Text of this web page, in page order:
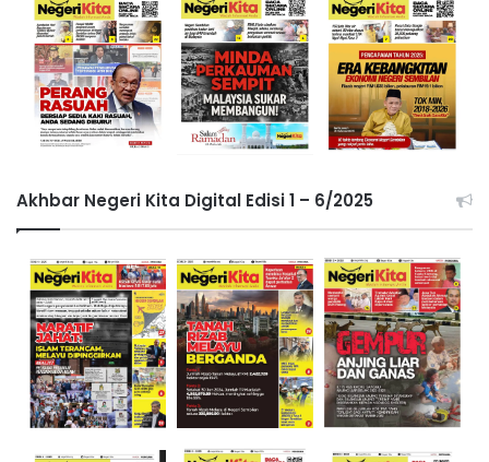
Akhbar Negeri Kita Digital Edisi 1 – 6/2025